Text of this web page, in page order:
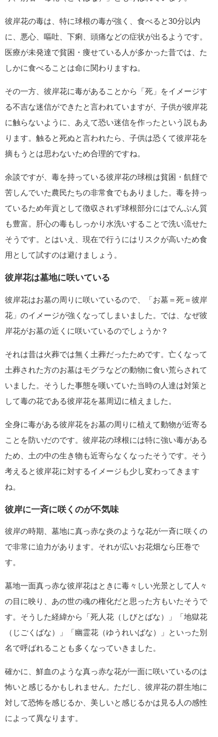
彼岸花の毒は、特に球根の毒が強く、食べると30分以内
に、悪心、嘔吐、下痢、頭痛などの症状が出るようです。
医療が未発達で貧困・痩せている人が多かった昔では、た
しかに食べることは命に関わりますね。
その一方、彼岸花に毒があることから「死」をイメージす
る不吉な迷信ができたと言われていますが、子供が彼岸花
に触らないように、あえて恐い迷信を作ったという説もあ
ります。触ると死ぬと言われたら、子供は恐くて彼岸花を
摘もうとは思わないため合理的ですね。
余談ですが、毒を持っている彼岸花の球根は貧困・飢饉で
苦しんでいた農民たちの非常食でもありました。毒を持っ
ているため年貢として徴収されず球根部分にはでんぷん質
も豊富。肝心の毒もしっかり水洗いすることで洗い流せた
そうです。とはいえ、現在で行うにはリスクが高いため食
用として試すのは避けましょう。
彼岸花は墓地に咲いている
彼岸花はお墓の周りに咲いているので、「お墓＝死＝彼岸
花」のイメージが強くなってしまいました。では、なぜ彼
岸花がお墓の近くに咲いているのでしょうか？
それは昔は火葬では無く土葬だったためです。亡くなって
土葬された方のお墓はモグラなどの動物に食い荒らされて
いました。そうした事態を嘆いていた当時の人達は対策と
して毒の花である彼岸花を墓周辺に植えました。
全身に毒がある彼岸花をお墓の周りに植えて動物が近寄る
ことを防いだのです。彼岸花の球根には特に強い毒がある
ため、土の中の生き物も近寄らなくなったそうです。そう
考えると彼岸花に対するイメージも少し変わってきます
ね。
彼岸に一斉に咲くのが不気味
彼岸の時期、墓地に真っ赤な炎のような花が一斉に咲くの
で非常に迫力があります。それが広いお花畑なら圧巻で
す。
墓地一面真っ赤な彼岸花はときに毒々しい光景として人々
の目に映り、あの世の魂の権化だと思った方もいたそうで
す。そうした経緯から「死人花（しびとばな）」「地獄花
（じごくばな）」「幽霊花（ゆうれいばな）」といった別
名で呼ばれることも多くなっていきました。
確かに、鮮血のような真っ赤な花が一面に咲いているのは
怖いと感じるかもしれません。ただし、彼岸花の群生地に
対して恐怖を感じるか、美しいと感じるかは見る人の感性
によって異なります。